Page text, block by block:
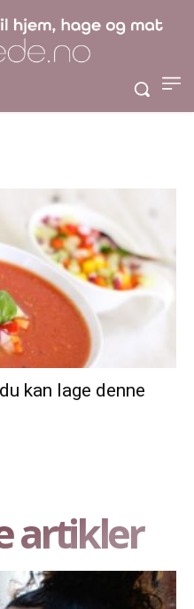
kan lage denne
artikler